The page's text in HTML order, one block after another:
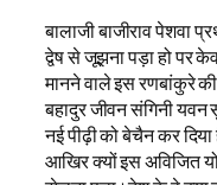
बालाजी बाजीराव पेशवा
द्वेष से जूझना पड़ा हो पर
मानने वाले इस रणबांकुरे
बहादुर जीवन संगिनी
नई पीढ़ी को बेचैन कर
आखिर क्यों इस अविजित